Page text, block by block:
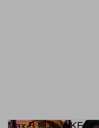
인업 완전 정리